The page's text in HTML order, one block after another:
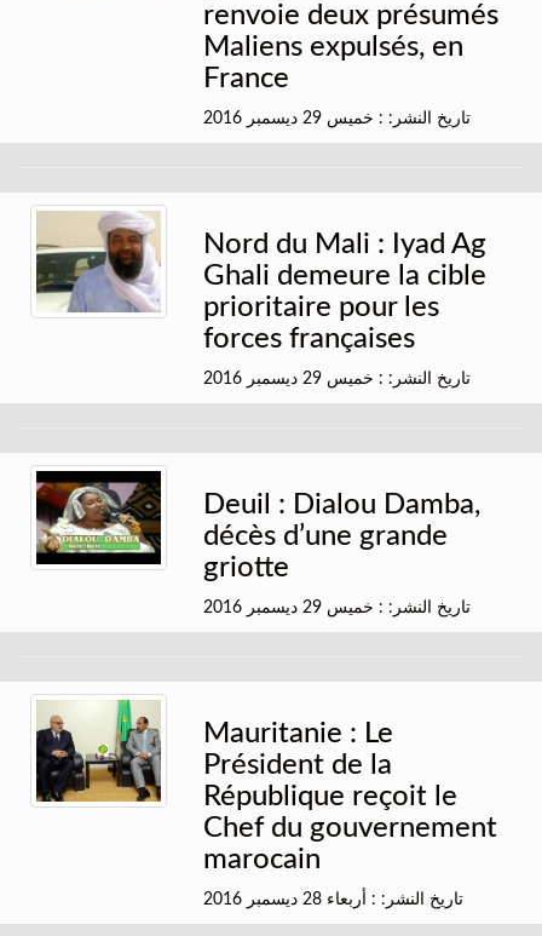
renvoie deux présumés
Maliens expulsés, en
France
تاريخ النشر: : خميس 29 ديسمبر 2016
Nord du Mali : Iyad Ag
Ghali demeure la cible
prioritaire pour les
forces françaises
تاريخ النشر: : خميس 29 ديسمبر 2016
Deuil : Dialou Damba,
décès d’une grande
griotte
تاريخ النشر: : خميس 29 ديسمبر 2016
Mauritanie : Le
Président de la
République reçoit le
Chef du gouvernement
marocain
تاريخ النشر: : أربعاء 28 ديسمبر 2016